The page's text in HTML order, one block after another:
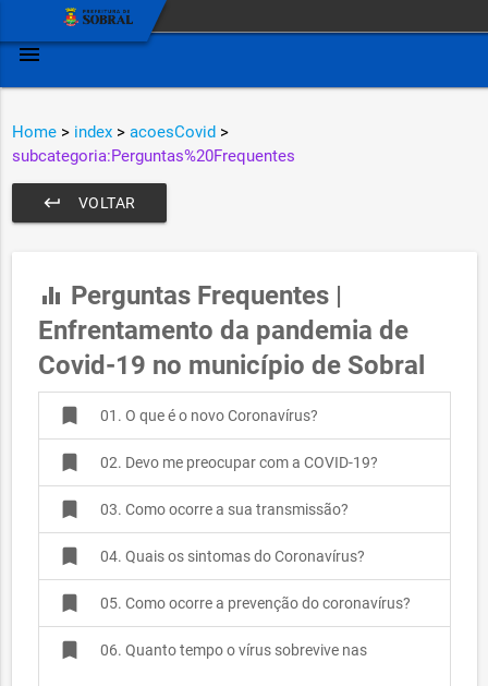
menu
Home > index > acoesCovid >
subcategoria:Perguntas%20Frequentes
VOLTAR
keyboard_return
equalizer Perguntas Frequentes |
Enfrentamento da pandemia de
Covid-19 no município de Sobral
bookmark 01. O que é o novo Coronavírus?
bookmark 02. Devo me preocupar com a COVID-19?
bookmark 03. Como ocorre a sua transmissão?
bookmark 04. Quais os sintomas do Coronavírus?
bookmark 05. Como ocorre a prevenção do coronavírus?
bookmark 06. Quanto tempo o vírus sobrevive nas